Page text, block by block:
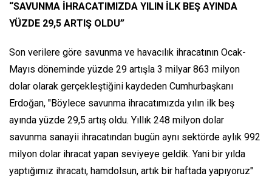
“SAVUNMA İHRACATIMIZDA YILIN İLK BEŞ AYINDA
YÜZDE 29,5 ARTIŞ OLDU”
Son verilere göre savunma ve havacılık ihracatının Ocak-
Mayıs döneminde yüzde 29 artışla 3 milyar 863 milyon
dolar olarak gerçekleştiğini kaydeden Cumhurbaşkanı
Erdoğan, "Böylece savunma ihracatımızda yılın ilk beş
ayında yüzde 29,5 artış oldu. Yıllık 248 milyon dolar
savunma sanayii ihracatından bugün aynı sektörde aylık 992
milyon dolar ihracat yapan seviyeye geldik. Yani bir yılda
yaptığımız ihracatı, hamdolsun, artık bir haftada yapıyoruz"